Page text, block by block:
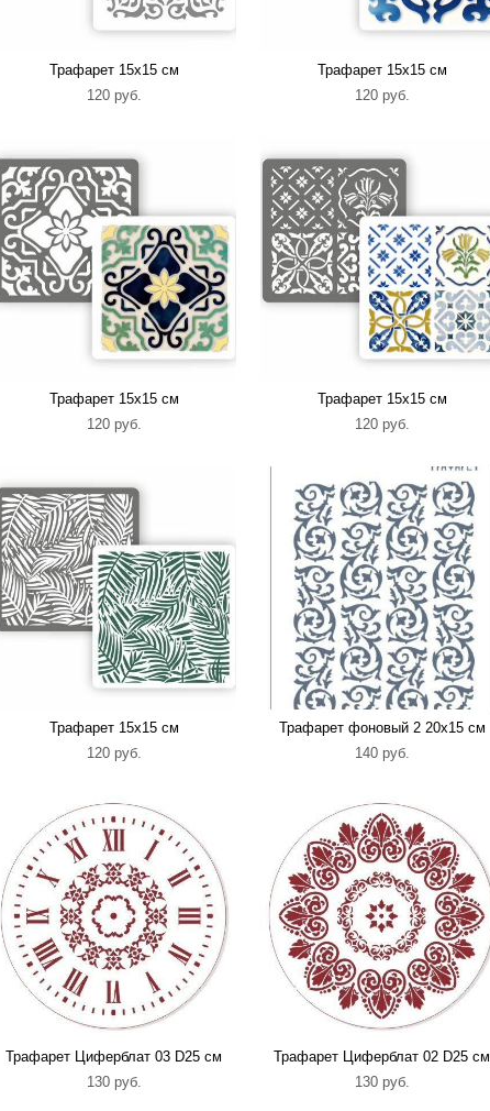
Трафарет 15х15 см
120 pуб.
Трафарет 15х15 см
120 pуб.
Трафарет 15х15 см
120 pуб.
Трафарет 15х15 см
120 pуб.
Трафарет 15х15 см
120 pуб.
Трафарет фоновый 2 20х15 см
140 pуб.
Трафарет Циферблат 03 D25 см
130 pуб.
Трафарет Циферблат 02 D25 см
130 pуб.